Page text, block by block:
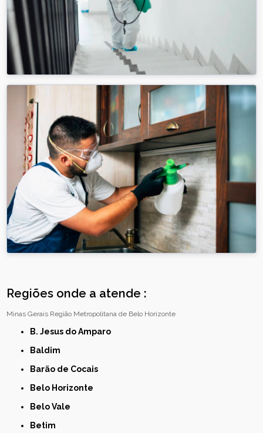
Regiões onde a atende :
Minas Gerais Região Metropolitana de Belo Horizonte
B. Jesus do Amparo
Baldim
Barão de Cocais
Belo Horizonte
Belo Vale
Betim